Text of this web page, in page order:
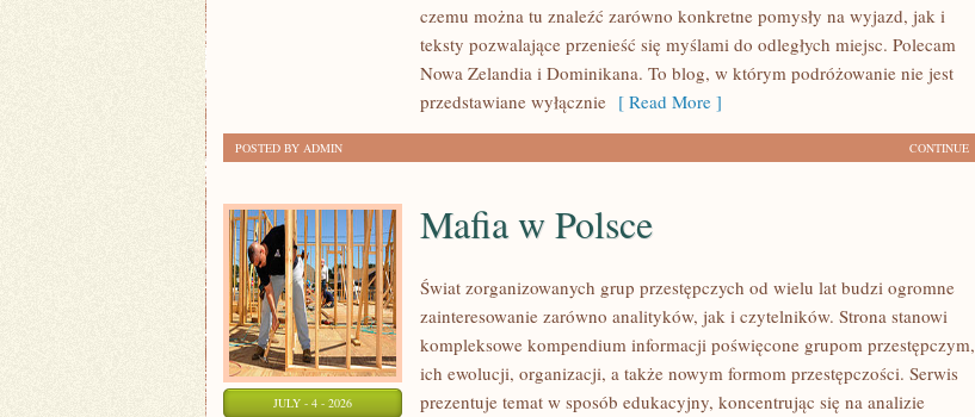
czemu można tu znaleźć zarówno konkretne pomysły na wyjazd, jak i
teksty pozwalające przenieść się myślami do odległych miejsc. Polecam
Nowa Zelandia i Dominikana. To blog, w którym podróżowanie nie jest
przedstawiane wyłącznie [ Read More ]
CONTINUE
POSTED BY ADMIN
JULY - 4 - 2026
Mafia w Polsce
Świat zorganizowanych grup przestępczych od wielu lat budzi ogromne
zainteresowanie zarówno analityków, jak i czytelników. Strona stanowi
kompleksowe kompendium informacji poświęcone grupom przestępczym,
ich ewolucji, organizacji, a także nowym formom przestępczości. Serwis
prezentuje temat w sposób edukacyjny, koncentrując się na analizie